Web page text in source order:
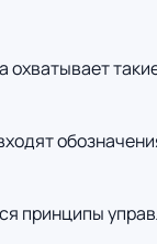
принципы